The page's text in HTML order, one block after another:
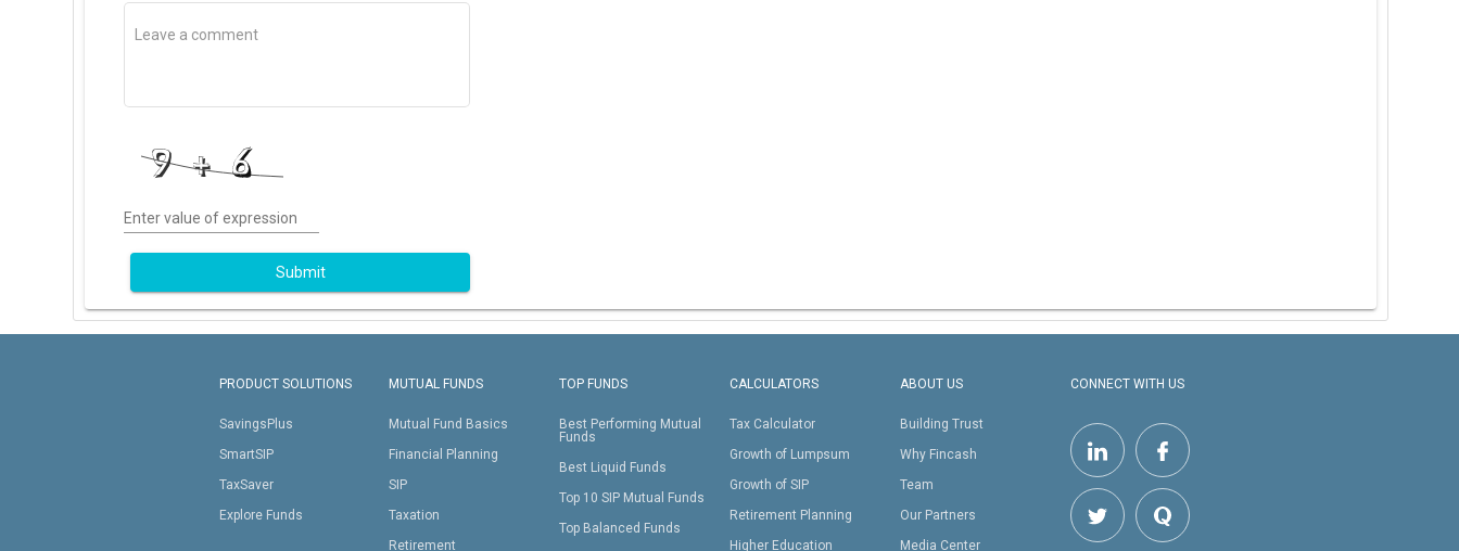
Enter value of expression
Submit
PRODUCT SOLUTIONS
SavingsPlus
SmartSIP
TaxSaver
Explore Funds
MUTUAL FUNDS
Mutual Fund Basics
Financial Planning
SIP
Taxation
Retirement
TOP FUNDS
Best Performing Mutual
Funds
Best Liquid Funds
Top 10 SIP Mutual Funds
Top Balanced Funds
CALCULATORS
Tax Calculator
Growth of Lumpsum
Growth of SIP
Retirement Planning
Higher Education
ABOUT US
Building Trust
Why Fincash
Team
Our Partners
Media Center
CONNECT WITH US